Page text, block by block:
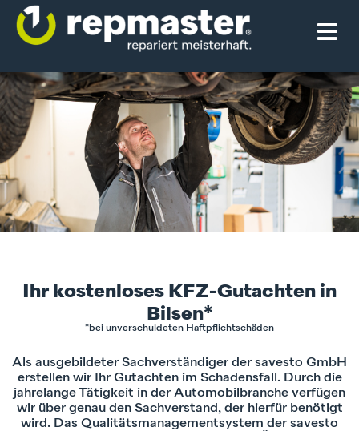
Ihr kostenloses KFZ-Gutachten in
Bilsen*
*bei unverschuldeten Haftpflichtschäden
Als ausgebildeter Sachverständiger der savesto GmbH
erstellen wir Ihr Gutachten im Schadensfall. Durch die
jahrelange Tätigkeit in der Automobilbranche verfügen
wir über genau den Sachverstand, der hierfür benötigt
wird. Das Qualitätsmanagementsystem der savesto